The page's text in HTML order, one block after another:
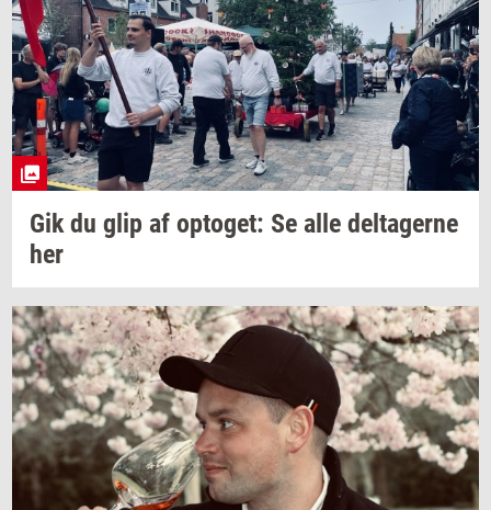
Gik du glip af op­to­get: Se alle del­ta­ger­ne
her